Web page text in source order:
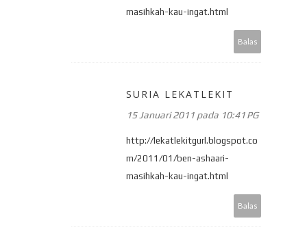
masihkah-kau-ingat.html
Balas
SURIA LEKATLEKIT
15 Januari 2011 pada 10:41 PG
http://lekatlekitgurl.blogspot.co
m/2011/01/ben-ashaari-
masihkah-kau-ingat.html
Balas